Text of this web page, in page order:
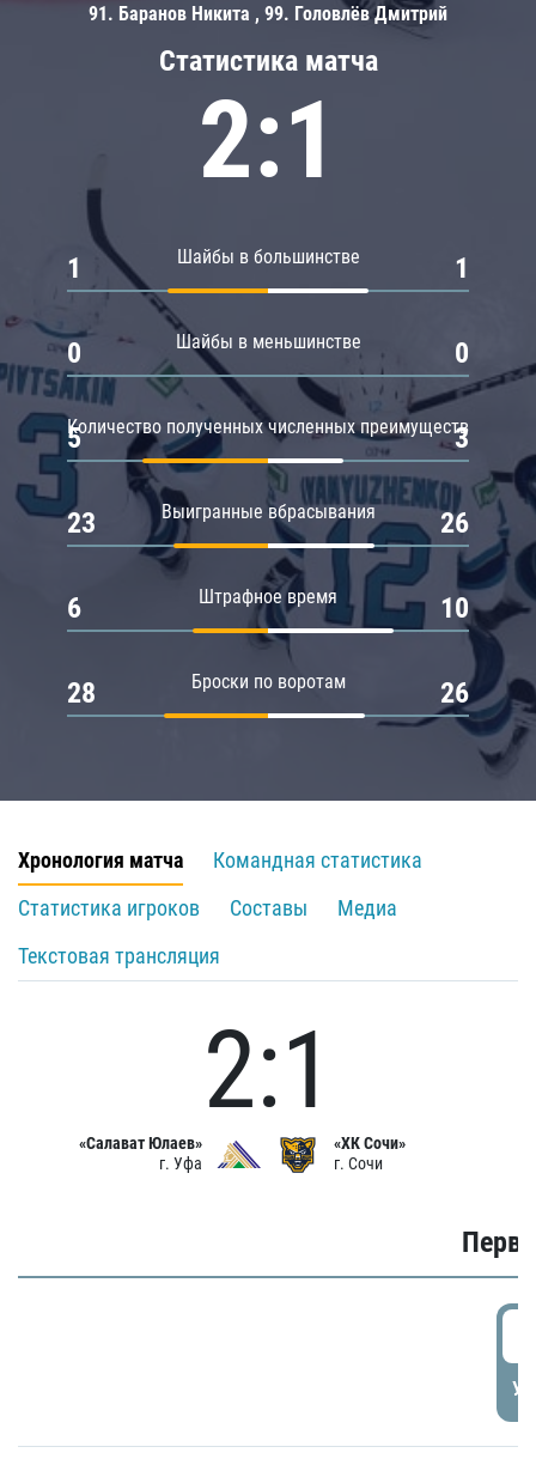
Статистика матча
2:1
Шайбы в большинстве
1 1
Шайбы в меньшинстве
0 0
Количество полученных численных преимуществ
5 3
Выигранные вбрасывания
23 26
Штрафное время
6 10
Броски по воротам
28 26
91. Баранов Никита , 99. Головлёв Дмитрий
Хронология матча
Командная статистика
Статистика игроков
Составы
Медиа
Текстовая трансляция
«Салават Юлаев»
г. Уфа
2:1
«ХК Сочи»
г. Сочи